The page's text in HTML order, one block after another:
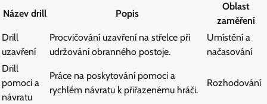
Název drill Popis
Oblast
zaměření
Drill
uzavření
Procvičování uzavření na střelce při
udržování obranného postoje.
Umístění a
načasování
Drill
pomoci a
návratu
Práce na poskytování pomoci a
rychlém návratu k přiřazenému hráči.
Rozhodování